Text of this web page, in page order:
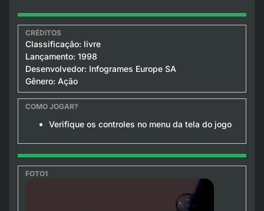
Classificação: livre
Lançamento: 1998
Desenvolvedor: Infogrames Europe SA
Gênero: Ação
Verifique os controles no menu da tela do jogo